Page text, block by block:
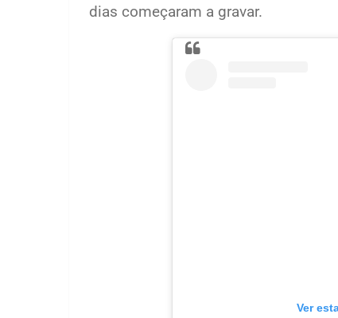
dias começaram a gravar.
Ver